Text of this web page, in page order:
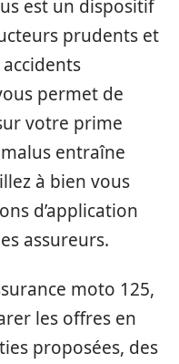
est un dispositif
prudents et
permet de
votre prime
malus entraîne
à bien vous
d’application
assureurs.
moto 125,
les offres en
proposées, des